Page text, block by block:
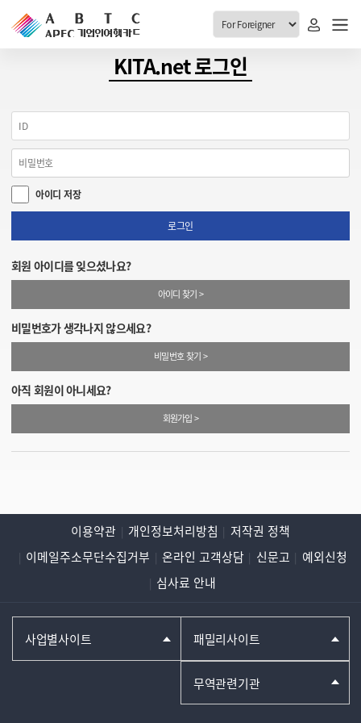
ABTC 전체메뉴
안내
ABTC 제도 소개
VABTC 안내
발급 자격요건
취소/반납 안내
신청
취소
신청진행 현황
소지자 현황
고객센터
1:1 문의
KITA.net 로그인
아이디 저장
로그인
회원 아이디를 잊으셨나요?
아이디 찾기 >
비밀번호가 생각나지 않으세요?
비밀번호 찾기 >
아직 회원이 아니세요?
회원가입 >
이용약관 개인정보처리방침
저작권 정책
이메일주소무단수집거부
온라인 고객상담 신문고
예외신청
심사료 안내
사업별사이트 패밀리사이트
무역관련기관